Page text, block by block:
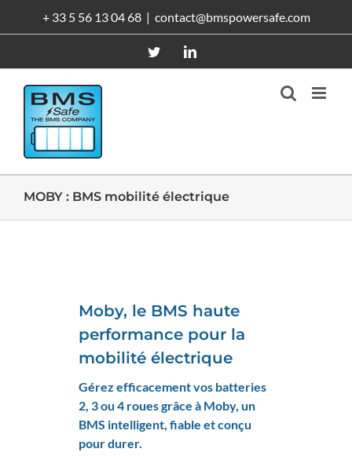
+ 33 5 56 13 04 68 | contact@bmspowersafe.com
TwitterLinkedIn
MOBY : BMS mobilité électrique
Moby, le BMS haute
performance pour la
mobilité électrique
Gérez efficacement vos batteries
2, 3 ou 4 roues grâce à Moby, un
BMS intelligent, fiable et conçu
pour durer.